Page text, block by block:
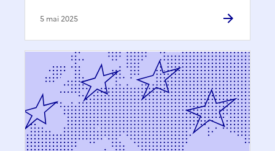
5 mai 2025